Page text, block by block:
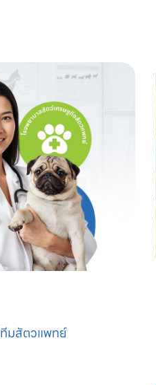
ทีมสัตวแพทย์